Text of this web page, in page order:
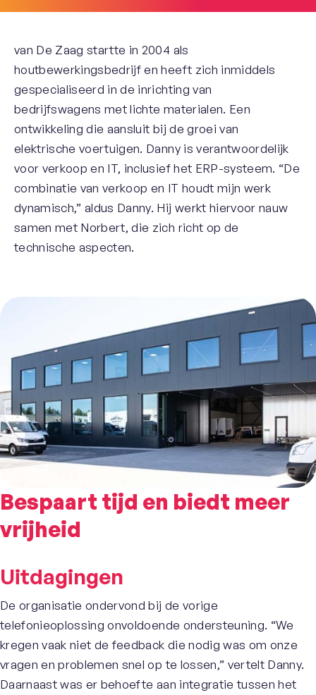
van De Zaag startte in 2004 als
houtbewerkingsbedrijf en heeft zich inmiddels
gespecialiseerd in de inrichting van
bedrijfswagens met lichte materialen. Een
ontwikkeling die aansluit bij de groei van
elektrische voertuigen. Danny is verantwoordelijk
voor verkoop en IT, inclusief het ERP-systeem. “De
combinatie van verkoop en IT houdt mijn werk
dynamisch,” aldus Danny. Hij werkt hiervoor nauw
samen met Norbert, die zich richt op de
technische aspecten.
Bespaart tijd en biedt meer
vrijheid
Uitdagingen
De organisatie ondervond bij de vorige
telefonieoplossing onvoldoende ondersteuning. “We
kregen vaak niet de feedback die nodig was om onze
vragen en problemen snel op te lossen,” vertelt Danny.
Daarnaast was er behoefte aan integratie tussen het